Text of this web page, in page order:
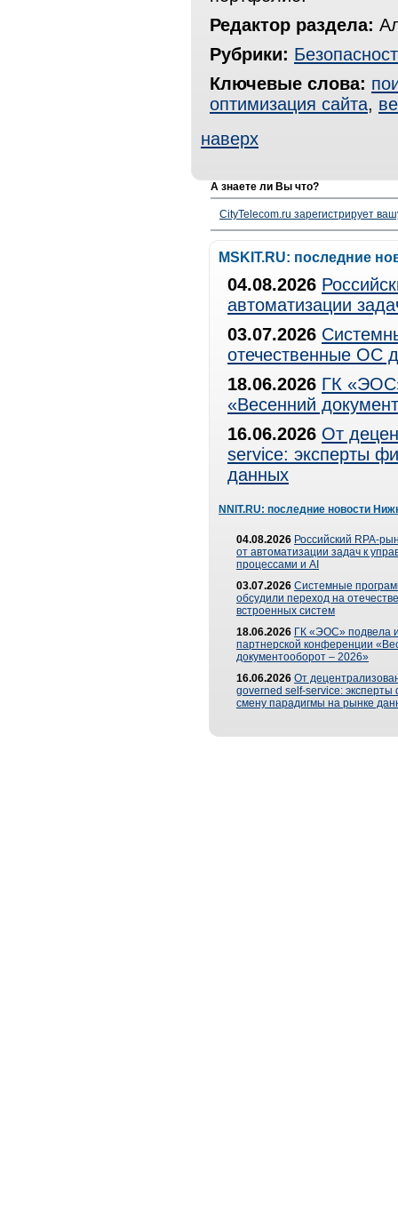
Редактор раздела:
Рубрики:
Ключевые слова:
оптимизация сайта,
наверх
А знаете ли Вы что?
CityTelecom.ru зарегистрирует
MSKIT.RU: последние
04.08.2026
автоматизации
03.07.2026
отечественные ОС
18.06.2026 ГК
«Весенний
16.06.2026 От
service: эксперты
данных
NNIT.RU: последние новости
04.08.2026 Российский RPA-
от автоматизации задач к
процессами и AI
03.07.2026 Системные
обсудили переход на
встроенных систем
18.06.2026 ГК «ЭОС» подвела
партнерской конференции
документооборот – 2026»
16.06.2026 От
governed self-service: эксперты
смену парадигмы на рынке